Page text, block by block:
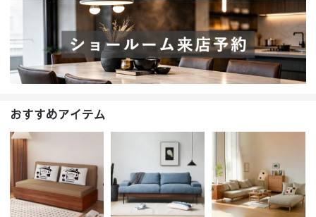
おすすめアイテム